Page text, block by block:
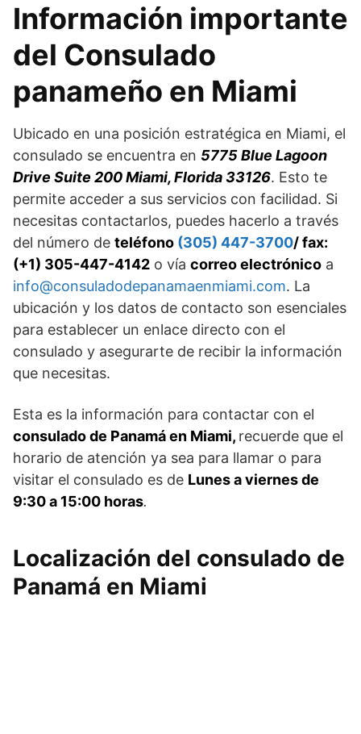
Información importante
del Consulado
panameño en Miami
Ubicado en una posición estratégica en Miami, el
consulado se encuentra en 5775 Blue Lagoon
Drive Suite 200 Miami, Florida 33126. Esto te
permite acceder a sus servicios con facilidad. Si
necesitas contactarlos, puedes hacerlo a través
del número de teléfono (305) 447-3700/ fax:
(+1) 305-447-4142 o vía correo electrónico a
info@consuladodepanamaenmiami.com. La
ubicación y los datos de contacto son esenciales
para establecer un enlace directo con el
consulado y asegurarte de recibir la información
que necesitas.
Esta es la información para contactar con el
consulado de Panamá en Miami, recuerde que el
horario de atención ya sea para llamar o para
visitar el consulado es de Lunes a viernes de
9:30 a 15:00 horas.
Localización del consulado de
Panamá en Miami